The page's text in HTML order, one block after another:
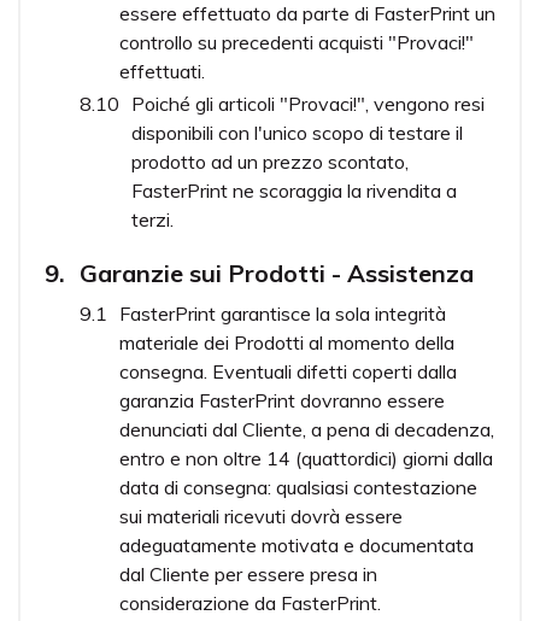
essere effettuato da parte di FasterPrint un
controllo su precedenti acquisti "Provaci!"
effettuati.
Poiché gli articoli "Provaci!", vengono resi
disponibili con l'unico scopo di testare il
prodotto ad un prezzo scontato,
FasterPrint ne scoraggia la rivendita a
terzi.
Garanzie sui Prodotti - Assistenza
FasterPrint garantisce la sola integrità
materiale dei Prodotti al momento della
consegna. Eventuali difetti coperti dalla
garanzia FasterPrint dovranno essere
denunciati dal Cliente, a pena di decadenza,
entro e non oltre 14 (quattordici) giorni dalla
data di consegna: qualsiasi contestazione
sui materiali ricevuti dovrà essere
adeguatamente motivata e documentata
dal Cliente per essere presa in
considerazione da FasterPrint.